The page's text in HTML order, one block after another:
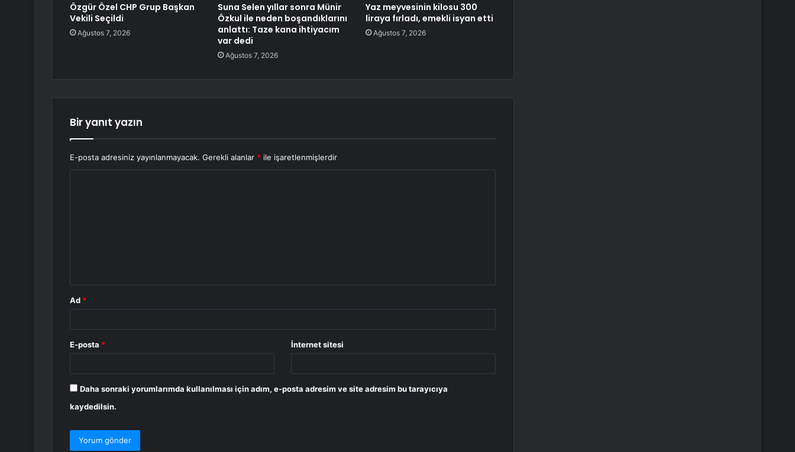
Özgür Özel CHP Grup Başkan
Vekili Seçildi
Ağustos 7, 2026
Suna Selen yıllar sonra Münir
Özkul ile neden boşandıklarını
anlattı: Taze kana ihtiyacım
var dedi
Ağustos 7, 2026
Yaz meyvesinin kilosu 300
liraya fırladı, emekli isyan etti
Ağustos 7, 2026
Bir yanıt yazın
E-posta adresiniz yayınlanmayacak. Gerekli alanlar * ile işaretlenmişlerdir
Ad *
E-posta * İnternet sitesi
Daha sonraki yorumlarımda kullanılması için adım, e-posta adresim ve site adresim bu tarayıcıya
kaydedilsin.